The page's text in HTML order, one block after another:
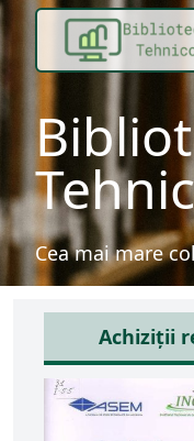
Cea mai mare
Achiziții